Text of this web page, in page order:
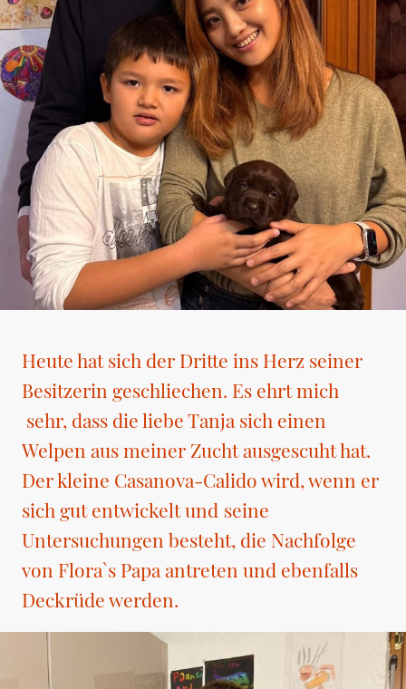
Heute hat sich der Dritte ins Herz seiner
Besitzerin geschliechen. Es ehrt mich
sehr, dass die liebe Tanja sich einen
Welpen aus meiner Zucht ausgescuht hat.
Der kleine Casanova-Calido wird, wenn er
sich gut entwickelt und seine
Untersuchungen besteht, die Nachfolge
von Flora`s Papa antreten und ebenfalls
Deckrüde werden.